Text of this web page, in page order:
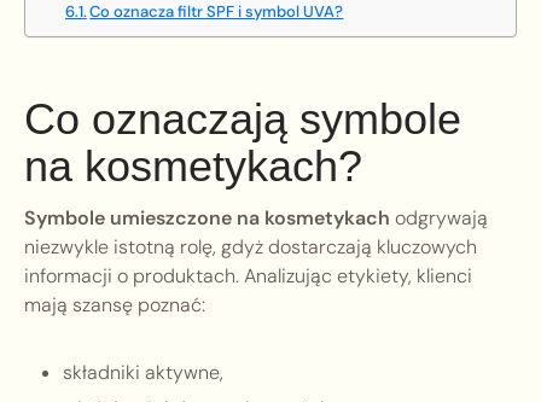
Co oznacza filtr SPF i symbol UVA?
Co oznaczają symbole
na kosmetykach?
Symbole umieszczone na kosmetykach odgrywają
niezwykle istotną rolę, gdyż dostarczają kluczowych
informacji o produktach. Analizując etykiety, klienci
mają szansę poznać:
składniki aktywne,